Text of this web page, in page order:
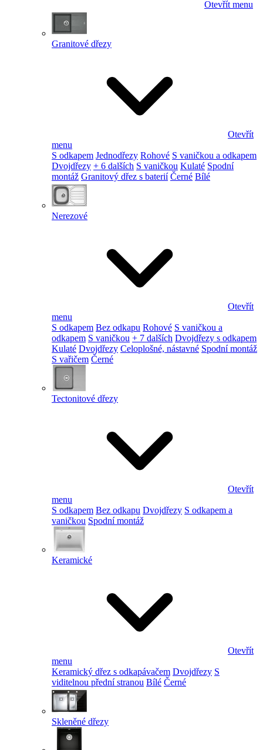
Otevřít menu
Granitové dřezy
Otevřít
menu
S odkapem Jednodřezy Rohové S vaničkou a odkapem
Dvojdřezy + 6 dalších S vaničkou Kulaté Spodní
montáž Granitový dřez s baterií Černé Bílé
Nerezové
Otevřít
menu
S odkapem Bez odkapu Rohové S vaničkou a
odkapem S vaničkou + 7 dalších Dvojdřezy s odkapem
Kulaté Dvojdřezy Celoplošné, nástavné Spodní montáž
S vařičem Černé
Tectonitové dřezy
Otevřít
menu
S odkapem Bez odkapu Dvojdřezy S odkapem a
vaničkou Spodní montáž
Keramické
Otevřít
menu
Keramický dřez s odkapávačem Dvojdřezy S
viditelnou přední stranou Bílé Černé
Skleněné dřezy